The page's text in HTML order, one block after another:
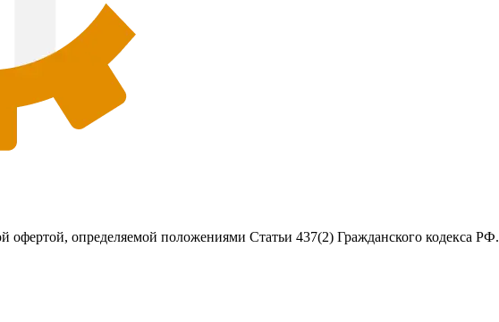
определяемой положениями Статьи 437(2) Гражданского кодекса РФ.